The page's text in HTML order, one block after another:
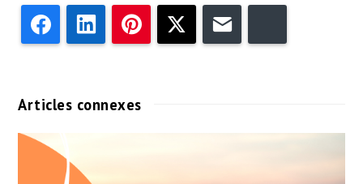
FacebookLinkedIn PinterestTwitter
Articles connexes